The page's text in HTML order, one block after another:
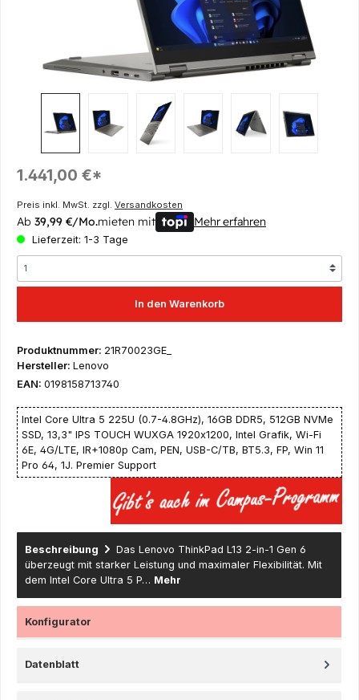
Regulärer Preis:
1.441,00 €*
Preis inkl. MwSt. zzgl. Versandkosten
Ab 39,99 €/Mo.mieten mit Mehr erfahren
Lieferzeit: 1-3 Tage
In den Warenkorb
Produktnummer: 21R70023GE_
Hersteller: Lenovo
EAN: 0198158713740
Intel Core Ultra 5 225U (0.7-4.8GHz), 16GB DDR5, 512GB NVMe
SSD, 13,3" IPS TOUCH WUXGA 1920x1200, Intel Grafik, Wi-Fi
6E, 4G/LTE, IR+1080p Cam, PEN, USB-C/TB, BT5.3, FP, Win 11
Pro 64, 1J. Premier Support
Beschreibung
Das Lenovo ThinkPad L13 2-in-1 Gen 6
überzeugt mit starker Leistung und maximaler Flexibilität. Mit
dem Intel Core Ultra 5 P… Mehr
Konfigurator
Datenblatt